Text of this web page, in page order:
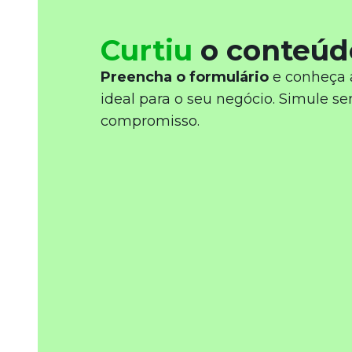
Curtiu o
Preencha o formulário e conheça
ideal para o seu negócio. Simule
compromisso.